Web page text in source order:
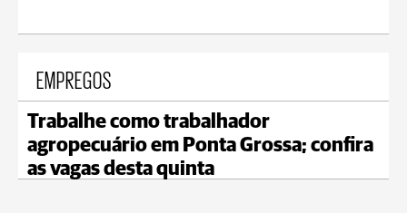
EMPREGOS
Trabalhe como trabalhador
agropecuário em Ponta Grossa; confira
as vagas desta quinta